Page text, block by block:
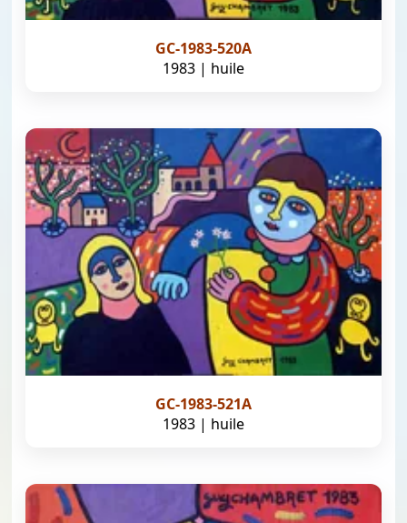
GC-1983-520A
1983 | huile
GC-1983-521A
1983 | huile